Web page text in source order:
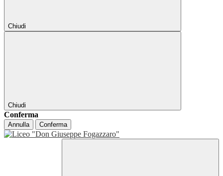
Chiudi
Chiudi
Conferma
Annulla Conferma